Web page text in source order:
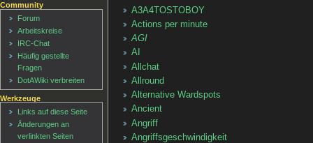
A3A4TOSTOBOY
Actions per minute
AGI
AI
Allchat
Allround
Alternative Wardspots
Ancient
Angriff
Angriffsgeschwindigkeit
Community
Forum
Arbeitskreise
IRC-Chat
Häufig gestellte
Fragen
DotAWiki verbreiten
Werkzeuge
Links auf diese Seite
Änderungen an
verlinkten Seiten